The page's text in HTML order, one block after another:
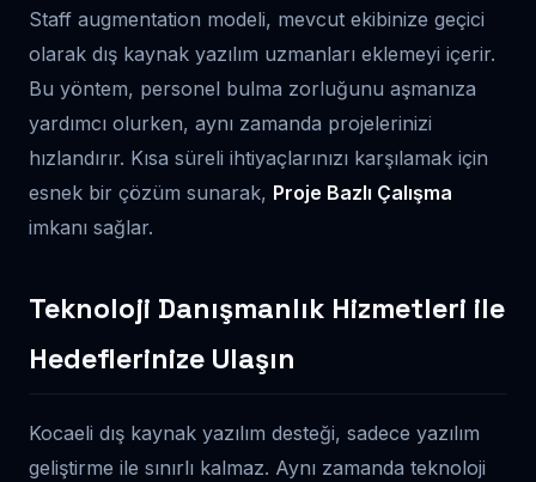
Staff augmentation modeli, mevcut ekibinize geçici
olarak dış kaynak yazılım uzmanları eklemeyi içerir.
Bu yöntem, personel bulma zorluğunu aşmanıza
yardımcı olurken, aynı zamanda projelerinizi
hızlandırır. Kısa süreli ihtiyaçlarınızı karşılamak için
esnek bir çözüm sunarak, Proje Bazlı Çalışma
imkanı sağlar.
Teknoloji Danışmanlık Hizmetleri ile
Hedeflerinize Ulaşın
Kocaeli dış kaynak yazılım desteği, sadece yazılım
geliştirme ile sınırlı kalmaz. Aynı zamanda teknoloji